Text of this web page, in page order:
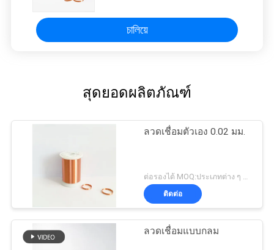
চালিয়ে
สุดยอดผลิตภัณฑ์
ลวดเชื่อมตัวเอง 0.02 มม.
ต่อรองได้ MOQ:ประเภทต่าง ๆ ที่แตกต่างกันMOQ
ติดต่อ
ลวดเชื่อมแบบกลม